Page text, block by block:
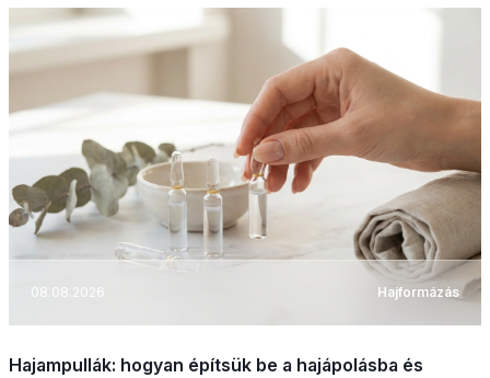
08.08.2026 Hajformázás
Hajampullák: hogyan építsük be a hajápolásba és